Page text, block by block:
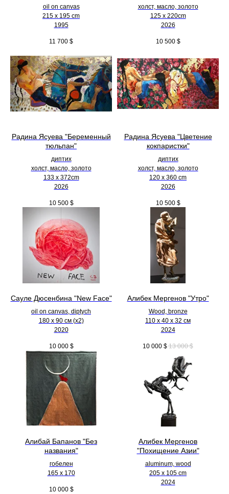
oil on canvas
215 x 195 cm
1995
11 700 $
холст, масло, золото
125 х 220cm
2026
10 500 $
Радина Ясуева "Беременный
тюльпан"
диптих
холст, масло, золото
133 х 372cm
2026
10 500 $
Радина Ясуева "Цветение
кокпаристки"
диптих
холст, масло, золото
120 х 360 cm
2026
10 500 $
Сауле Дюсенбина "New Face"
oil on canvas, diptych
180 x 90 см (х2)
2020
10 000 $
Алибек Мергенов "Утро"
Wood, bronze
110 х 40 х 32 см
2024
10 000 $ 13 000 $
Алибай Бапанов "Без
названия"
гобелен
165 x 170
10 000 $
Алибек Мергенов
"Похищение Азии"
aluminum, wood
205 х 105 cm
2024